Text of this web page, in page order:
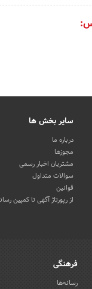
سایر بخش ها
درباره ما
مجوزها
مشتریان اخبار رسمی
سوالات متداول
قوانین
از رپورتاژ آگهی تا کمپین
فرهنگی
رسانه‌ها